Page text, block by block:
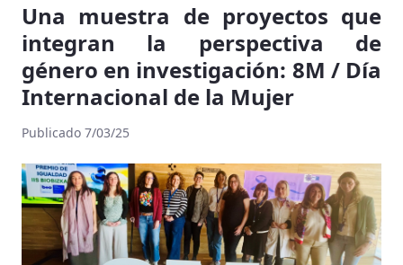
Una muestra de proyectos que
integran la perspectiva de
género en investigación: 8M / Día
Internacional de la Mujer
Publicado 7/03/25